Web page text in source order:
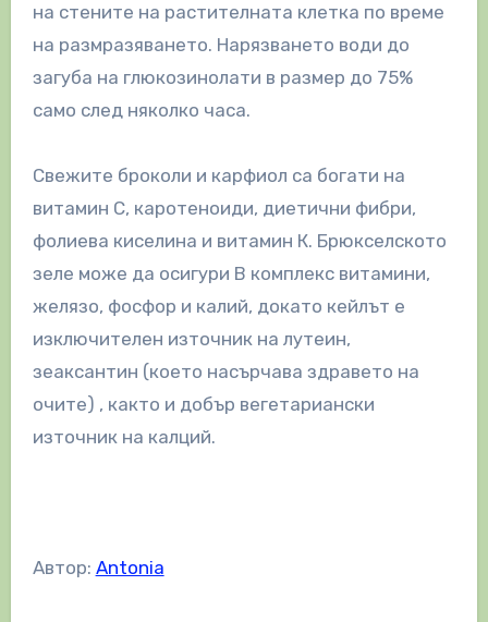
на стените на растителната клетка по време
на размразяването. Нарязването води до
загуба на глюкозинолати в размер до 75%
само след няколко часа.
Свежите броколи и карфиол са богати на
витамин C, каротеноиди, диетични фибри,
фолиева киселина и витамин К. Брюкселското
зеле може да осигури В комплекс витамини,
желязо, фосфор и калий, докато кейлът е
изключителен източник на лутеин,
зеаксантин (което насърчава здравето на
очите) , както и добър вегетариански
източник на калций.
Автор: Antonia